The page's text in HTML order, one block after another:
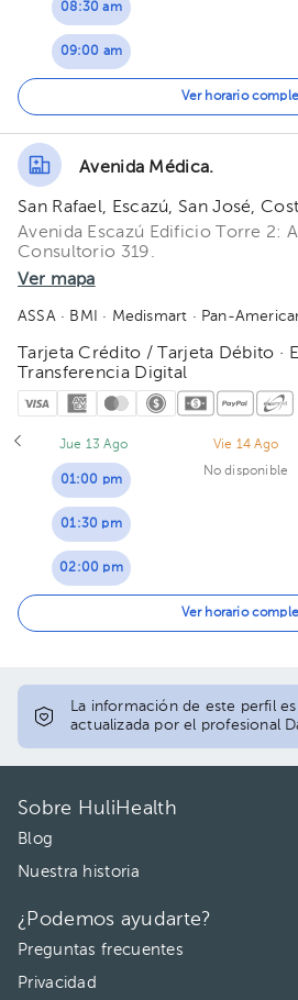
08:30 am
09:00 am
Ver horario
Avenida Médica.
San Rafael, Escazú, San José,
Avenida Escazú Edificio Torre 2:
Consultorio 319.
Ver mapa
ASSA· BMI · Medismart · Pan-
Tarjeta Crédito / Tarjeta Débito ·
Transferencia Digital
Jue 13 Ago
01:00 pm
01:30 pm
02:00 pm
Vie 14 Ago
No disponible
Ver horario
La información de este perfil
actualizada por el profesional
Sobre HuliHealth
Blog
Nuestra historia
¿Podemos ayudarte?
Preguntas frecuentes
Privacidad